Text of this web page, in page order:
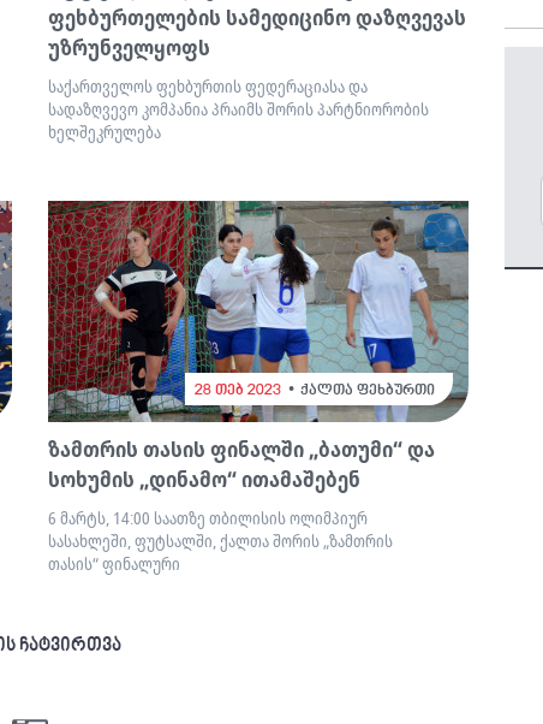
ფეხბურთელების სამედიცინო დაზღვევას
უზრუნველყოფს
საქართველოს ფეხბურთის ფედერაციასა და
სადაზღვევო კომპანია პრაიმს შორის პარტნიორობის
ხელშეკრულება
28 თებ 2023 ქალთა ფეხბურთი
ზამთრის თასის ფინალში „ბათუმი“ და
სოხუმის „დინამო“ ითამაშებენ
6 მარტს, 14:00 საათზე თბილისის ოლიმპიურ
სასახლეში, ფუტსალში, ქალთა შორის „ზამთრის
თასის“ ფინალური
ჩატვირთვა